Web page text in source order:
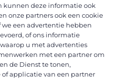
kunnen deze informatie ook
onze partners ook een cookie
een advertentie hebben
of ons informatie
u met advertenties
met een partner om
de Dienst te tonen,
applicatie van een partner